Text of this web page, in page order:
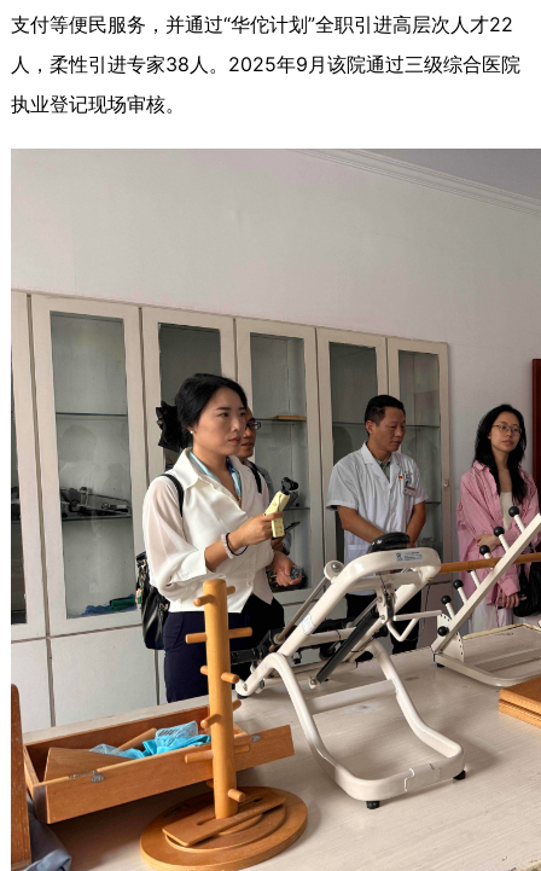
支付等便民服务，并通过“华佗计划”全职引进高层次人才22
人，柔性引进专家38人。2025年9月该院通过三级综合医院
执业登记现场审核。